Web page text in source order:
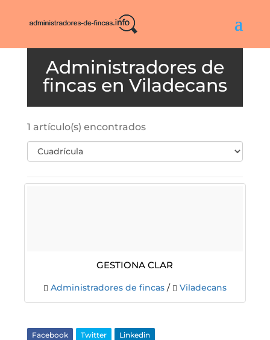
Viladecans
1 artículo(s) encontrados
Gestiona Clar
Administradores de fincas/ Viladecans
Facebook Twitter Linkedin